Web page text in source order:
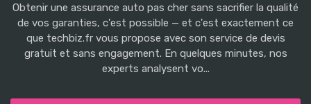
Obtenir une assurance auto pas cher sans sacrifier la qualité
de vos garanties, c'est possible — et c'est exactement ce
que techbiz.fr vous propose avec son service de devis
gratuit et sans engagement. En quelques minutes, nos
experts analysent vo...